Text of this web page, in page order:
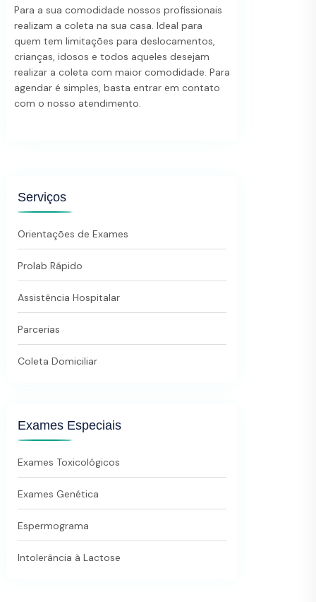
Para a sua comodidade nossos profissionais
realizam a coleta na sua casa. Ideal para
quem tem limitações para deslocamentos,
crianças, idosos e todos aqueles desejam
realizar a coleta com maior comodidade. Para
agendar é simples, basta entrar em contato
com o nosso atendimento.
Serviços
Orientações de Exames
Prolab Rápido
Assistência Hospitalar
Parcerias
Coleta Domiciliar
Exames Especiais
Exames Toxicológicos
Exames Genética
Espermograma
Intolerância à Lactose